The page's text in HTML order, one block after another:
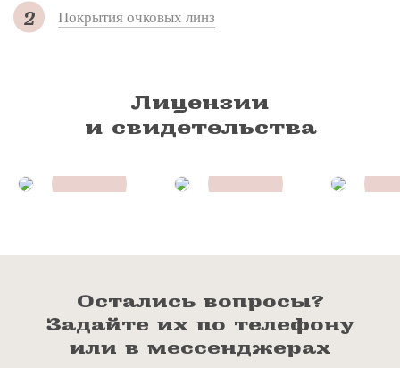
Покрытия очковых линз
Лицензии
и свидетельства
Остались вопросы?
Задайте их по телефону
или в мессенджерах